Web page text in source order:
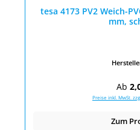
tesa 4173 PV2 Weich-
mm,
Ab
Preise inkl. MwSt.
Zum